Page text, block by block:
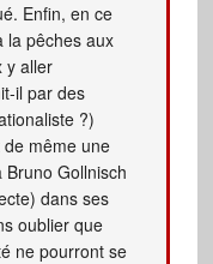
Enfin, en ce
la pêches aux
y aller
il par des
?)
même une
Gollnisch
dans ses
oublier que
ne pourront se